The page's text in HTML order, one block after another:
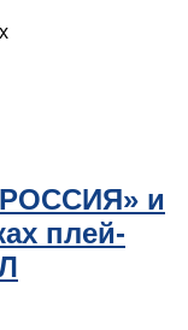
РОССИЯ» и
плей-